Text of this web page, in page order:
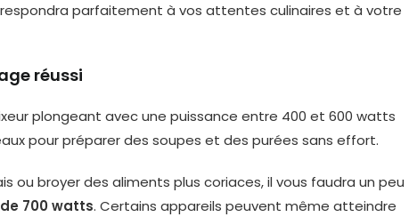
parfaitement à vos attentes culinaires et à votre
réussi
plongeant avec une puissance entre 400 et 600 watts
pour préparer des soupes et des purées sans effort.
ou broyer des aliments plus coriaces, il vous faudra un peu
700 watts. Certains appareils peuvent même atteindre